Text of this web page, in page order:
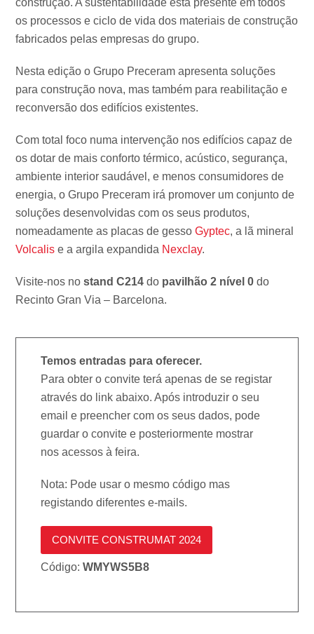
construção. A sustentabilidade está presente em todos
os processos e ciclo de vida dos materiais de construção
fabricados pelas empresas do grupo.
Nesta edição o Grupo Preceram apresenta soluções
para construção nova, mas também para reabilitação e
reconversão dos edifícios existentes.
Com total foco numa intervenção nos edifícios capaz de
os dotar de mais conforto térmico, acústico, segurança,
ambiente interior saudável, e menos consumidores de
energia, o Grupo Preceram irá promover um conjunto de
soluções desenvolvidas com os seus produtos,
nomeadamente as placas de gessoGyptec, a lã mineral
Volcalis e a argila expandida Nexclay.
Visite-nos nostand C214 do pavilhão 2 nível 0 do
Recinto Gran Via – Barcelona.
Temos entradas para oferecer.
Para obter o convite terá apenas de se registar
através do link abaixo. Após introduzir o seu
email e preencher com os seus dados, pode
guardar o convite e posteriormente mostrar
nos acessos à feira.
Nota: Pode usar o mesmo código mas
registando diferentes e-mails.
CONVITE CONSTRUMAT 2024
Código:WMYWS5B8